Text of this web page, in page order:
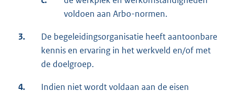
voldoen aan Arbo-normen.
3.
De begeleidingsorganisatie heeft aantoonbare
kennis en ervaring in het werkveld en/of met
de doelgroep.
4.
Indien niet wordt voldaan aan de eisen